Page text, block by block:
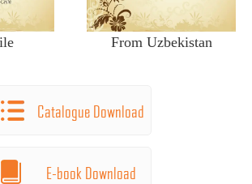
From Uzbekistan
Catalogue Download
E-book Download